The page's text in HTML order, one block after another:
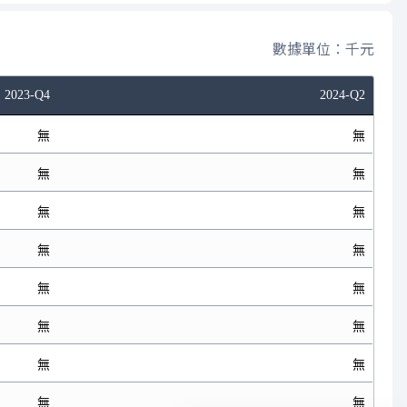
數據單位：千元
2023-Q4 2024-Q2
無 無
無 無
無 無
無 無
無 無
無 無
無 無
無 無